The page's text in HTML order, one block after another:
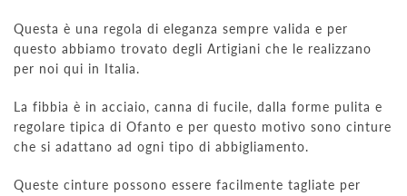
Questa è una regola di eleganza sempre valida e per
questo abbiamo trovato degli Artigiani che le realizzano
per noi qui in Italia.
La fibbia è in acciaio, canna di fucile, dalla forme pulita e
regolare tipica di Ofanto e per questo motivo sono cinture
che si adattano ad ogni tipo di abbigliamento.
Queste cinture possono essere facilmente tagliate per